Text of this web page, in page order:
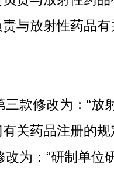
与放射性药品
款修改为：“放
关药品注册的规
为：“研制单位